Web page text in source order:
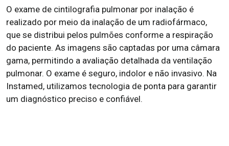
O exame de cintilografia pulmonar por inalação é
realizado por meio da inalação de um radiofármaco,
que se distribui pelos pulmões conforme a respiração
do paciente. As imagens são captadas por uma câmara
gama, permitindo a avaliação detalhada da ventilação
pulmonar. O exame é seguro, indolor e não invasivo. Na
Instamed, utilizamos tecnologia de ponta para garantir
um diagnóstico preciso e confiável.